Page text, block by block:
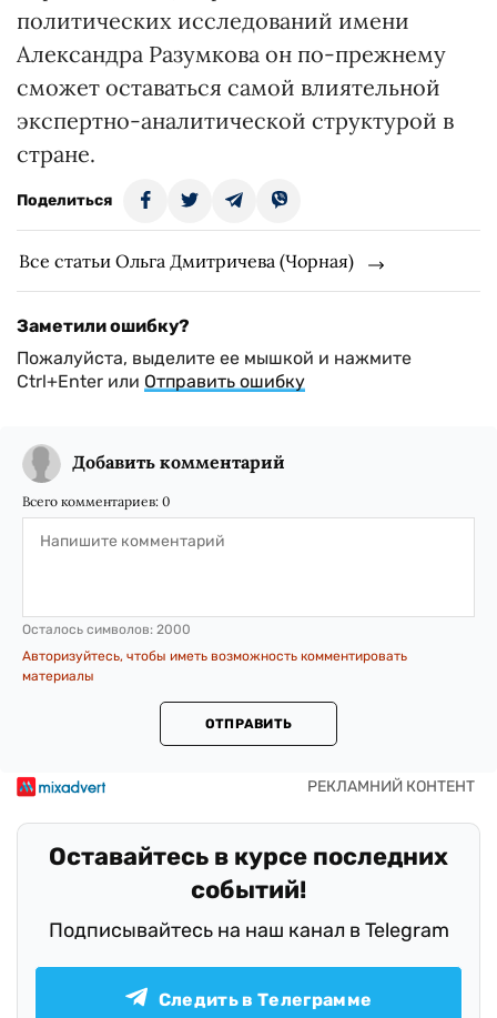
политических исследований имени
Александра Разумкова он по-прежнему
сможет оставаться самой влиятельной
экспертно-аналитической структурой в
стране.
Поделиться
Все статьи Ольга Дмитричева (Чорная)
Заметили ошибку?
Пожалуйста, выделите ее мышкой и нажмите
Ctrl+Enter или Отправить ошибку
Добавить комментарий
Всего комментариев: 0
Осталось символов: 2000
Авторизуйтесь, чтобы иметь возможность комментировать
материалы
ОТПРАВИТЬ
Оставайтесь в курсе последних
событий!
Подписывайтесь на наш канал в Telegram
Следить в Телеграмме